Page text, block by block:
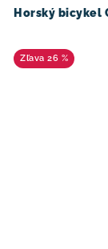
Horský bicykel
26 %